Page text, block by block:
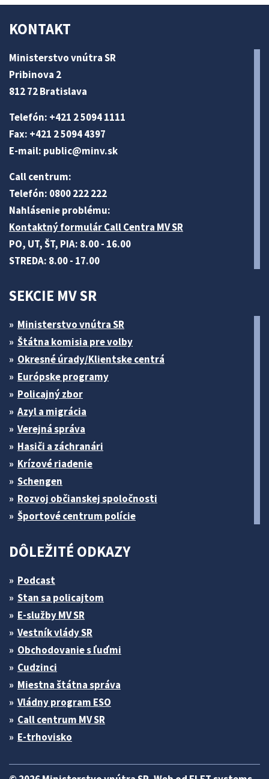
KONTAKT
Ministerstvo vnútra SR
Pribinova 2
812 72 Bratislava
Telefón: +421 2 5094 1111
Fax: +421 2 5094 4397
E-mail: public@minv.sk
Call centrum:
Telefón: 0800 222 222
Nahlásenie problému:
Kontaktný formulár Call Centra MV SR
PO, UT, ŠT, PIA: 8.00 - 16.00
STREDA: 8.00 - 17.00
SEKCIE MV SR
Ministerstvo vnútra SR
Štátna komisia pre volby
Okresné úrady/Klientske centrá
Európske programy
Policajný zbor
Azyl a migrácia
Verejná správa
Hasiči a záchranári
Krízové riadenie
Schengen
Rozvoj občianskej spoločnosti
Športové centrum polície
DÔLEŽITÉ ODKAZY
Podcast
Stan sa policajtom
E-služby MV SR
Vestník vlády SR
Obchodovanie s ľuďmi
Cudzinci
Miestna štátna správa
Vládny program ESO
Call centrum MV SR
E-trhovisko